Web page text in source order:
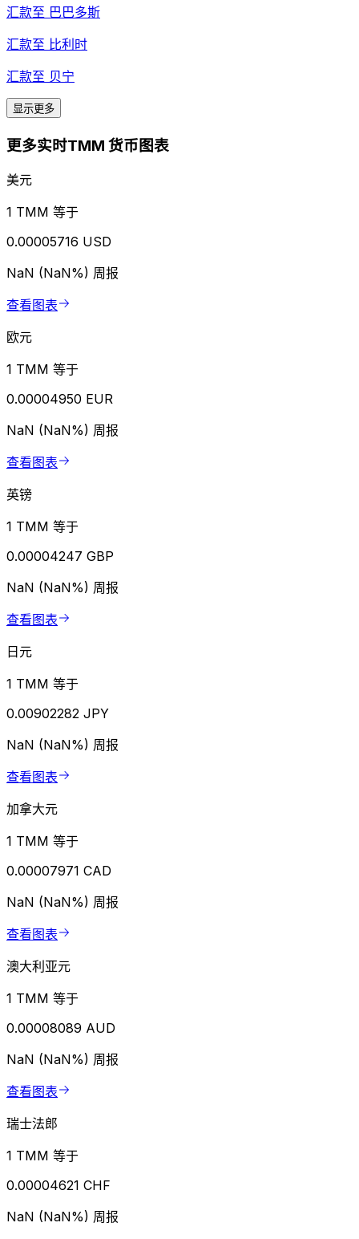
汇款至 巴巴多斯
汇款至 比利时
汇款至 贝宁
显示更多
更多实时TMM 货币图表
美元
1 TMM 等于
0.00005716 USD
NaN (NaN%) 周报
查看图表
欧元
1 TMM 等于
0.00004950 EUR
NaN (NaN%) 周报
查看图表
英镑
1 TMM 等于
0.00004247 GBP
NaN (NaN%) 周报
查看图表
日元
1 TMM 等于
0.00902282 JPY
NaN (NaN%) 周报
查看图表
加拿大元
1 TMM 等于
0.00007971 CAD
NaN (NaN%) 周报
查看图表
澳大利亚元
1 TMM 等于
0.00008089 AUD
NaN (NaN%) 周报
查看图表
瑞士法郎
1 TMM 等于
0.00004621 CHF
NaN (NaN%) 周报